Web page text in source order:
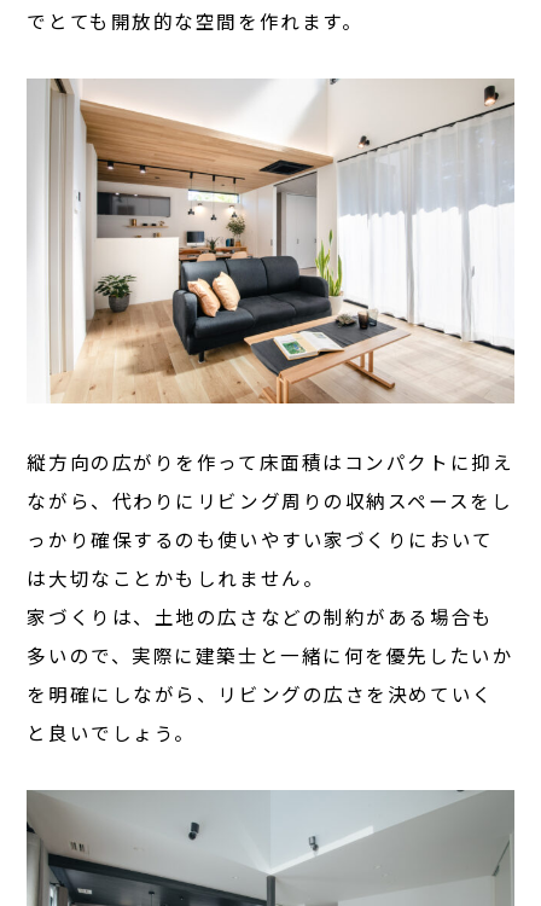
でとても開放的な空間を作れます。
縦方向の広がりを作って床面積はコンパクトに抑え
ながら、代わりにリビング周りの収納スペースをし
っかり確保するのも使いやすい家づくりにおいて
は大切なことかもしれません。
家づくりは、土地の広さなどの制約がある場合も
多いので、実際に建築士と一緒に何を優先したいか
を明確にしながら、リビングの広さを決めていく
と良いでしょう。